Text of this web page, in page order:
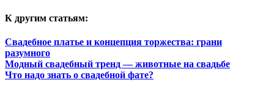
К другим статьям:
Свадебное платье и концепция торжества: грани
разумного
Модный свадебный тренд — животные на свадьбе
Что надо знать о свадебной фате?